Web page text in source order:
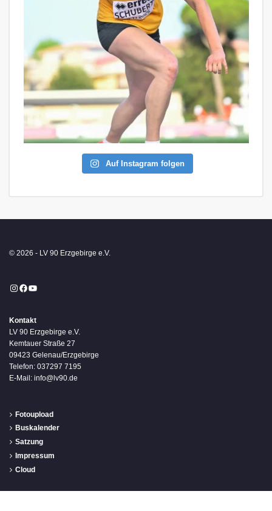
Auf Instagram folgen
© 2026 - LV 90 Erzgebirge e.V.
Instagram
Facebook
YouTube
Kontakt
LV 90 Erzgebirge e.V.
Kemtauer Straße 27
09423 Gelenau/Erzgebirge
Telefon: 037297 7195
E-Mail: info@lv90.de
Fotoupload
Buskalender
Satzung
Impressum
Cloud